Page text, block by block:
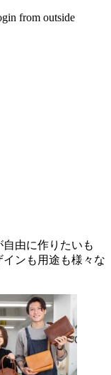
from outside
由に作りたいも
ンも用途も様々な